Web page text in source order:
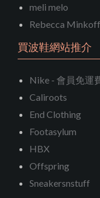
meli melo
Rebecca
買波鞋網站推介
Nike - 會員免運
Caliroots
End Clothing
Footasylum
HBX
Offspring
Sneakersnstuff